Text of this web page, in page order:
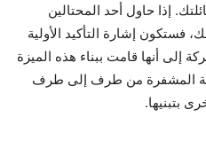
إذا حاول أحد المحتالين
فستكون إشارة التأكيد الأولية
إلى أنها قامت ببناء هذه الميزة
المشفرة من طرف إلى طرف